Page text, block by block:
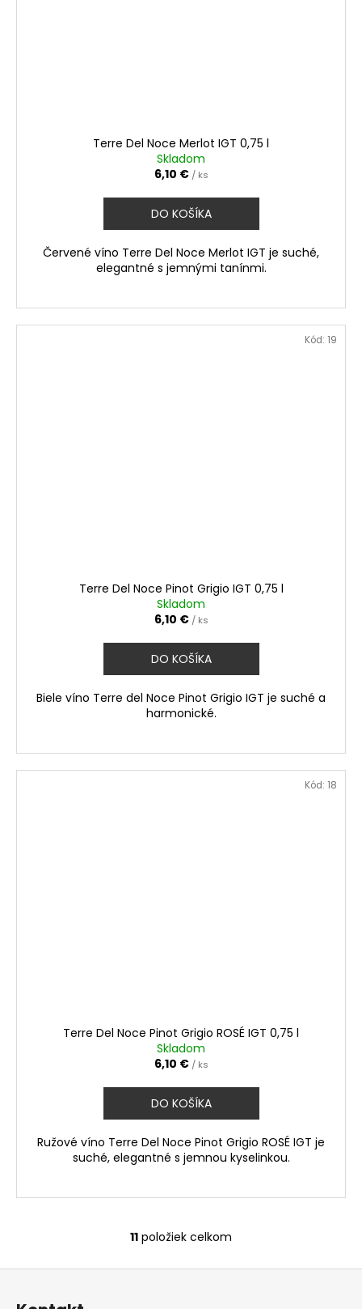
Terre Del Noce Merlot IGT 0,75 l
Skladom
6,10 € / ks
DO KOŠÍKA
Červené víno Terre Del Noce Merlot IGT je suché,
elegantné s jemnými tanínmi.
Terre Del Noce Pinot Grigio IGT 0,75 l
Skladom
6,10 € / ks
DO KOŠÍKA
Biele víno Terre del Noce Pinot Grigio IGT je suché a
harmonické.
Kód: 19
Terre Del Noce Pinot Grigio ROSÉ IGT 0,75 l
Skladom
6,10 € / ks
DO KOŠÍKA
Ružové víno Terre Del Noce Pinot Grigio ROSÉ IGT je
suché, elegantné s jemnou kyselinkou.
Kód: 18
O
v
11 položiek celkom
Z